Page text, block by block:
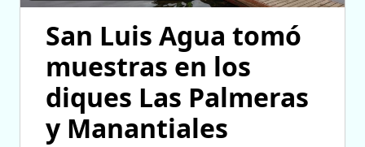
San Luis Agua tomó
muestras en los
diques Las Palmeras
y Manantiales